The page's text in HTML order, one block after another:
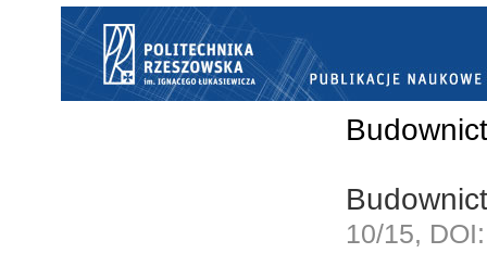
10/15,